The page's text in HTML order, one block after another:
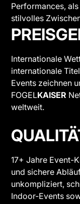
Performances,
stilvolles
Internationale
internationale
Events zeichnen
FOGELKAISER
weltweit.
17+ Jahre Event-
und sichere
unkompliziert,
Indoor-Events